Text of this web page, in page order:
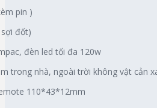
pin )
đốt)
đèn led tối đa 120w
trong nhà, ngoài trời không vật cản
110*43*12mm